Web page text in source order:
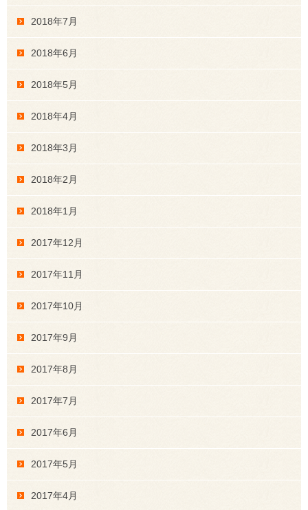
2018年7月
2018年6月
2018年5月
2018年4月
2018年3月
2018年2月
2018年1月
2017年12月
2017年11月
2017年10月
2017年9月
2017年8月
2017年7月
2017年6月
2017年5月
2017年4月